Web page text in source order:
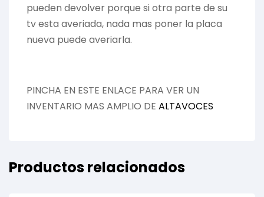
pueden devolver porque si otra parte de su
tv esta averiada, nada mas poner la placa
nueva puede averiarla.
PINCHA EN ESTE ENLACE PARA VER UN
INVENTARIO MAS AMPLIO DE ALTAVOCES
Productos relacionados